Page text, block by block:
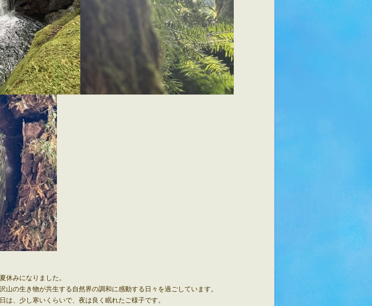
休みになりました。
山の生き物が共生する自然界の調和に感動する日々を過ごしています。
は、少し寒いくらいで、夜は良く眠れたご様子です。